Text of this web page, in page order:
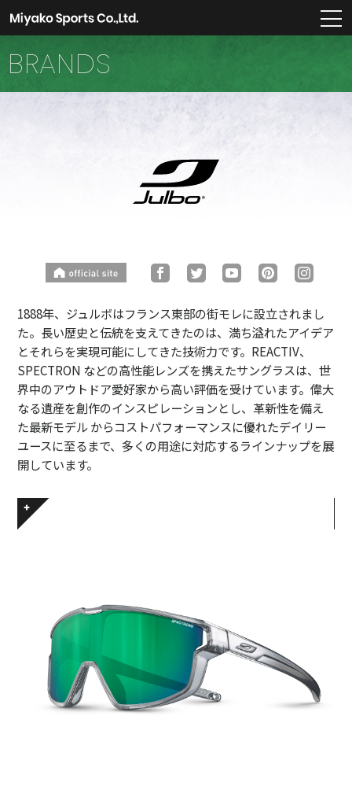
BRANDS
1888年、ジュルボはフランス東部の街モレに設立されまし
た。長い歴史と伝統を支えてきたのは、満ち溢れたアイデア
とそれらを実現可能にしてきた技術力です。REACTIV、
SPECTRON などの高性能レンズを携えたサングラスは、世
界中のアウトドア愛好家から高い評価を受けています。偉大
なる遺産を創作のインスピレーションとし、革新性を備え
た最新モデル からコストパフォーマンスに優れたデイリー
ユースに至るまで、多くの用途に対応するラインナップを展
開しています。